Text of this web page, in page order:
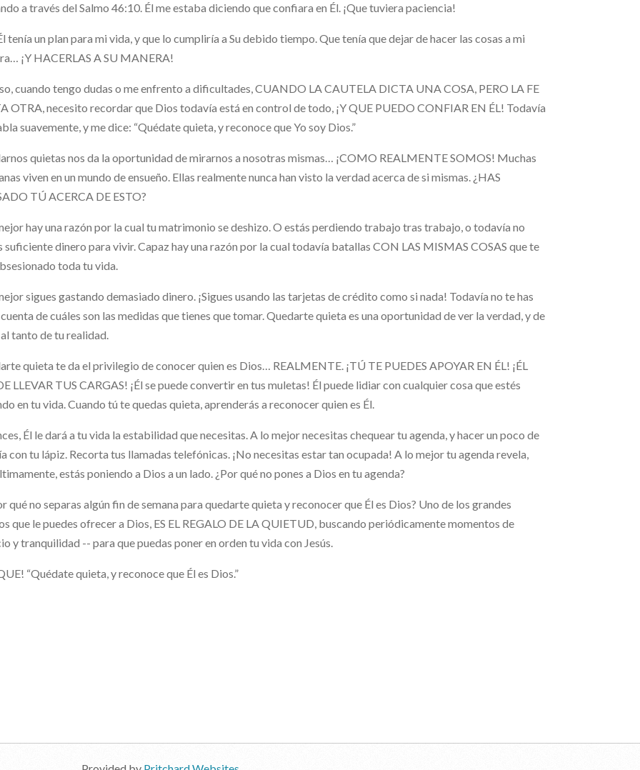
a través del Salmo 46:10. Él me estaba diciendo que confiara en Él. ¡Que tuviera paciencia!
tenía un plan para mi vida, y que lo cumpliría a Su debido tiempo. Que tenía que dejar de hacer las cosas a mi
¡Y HACERLAS A SU MANERA!
cuando tengo dudas o me enfrento a dificultades, CUANDO LA CAUTELA DICTA UNA COSA, PERO LA FE
OTRA, necesito recordar que Dios todavía está en control de todo, ¡Y QUE PUEDO CONFIAR EN ÉL! Todavía
suavemente, y me dice: “Quédate quieta, y reconoce que Yo soy Dios.”
quietas nos da la oportunidad de mirarnos a nosotras mismas… ¡COMO REALMENTE SOMOS! Muchas
viven en un mundo de ensueño. Ellas realmente nunca han visto la verdad acerca de si mismas. ¿HAS
TÚ ACERCA DE ESTO?
hay una razón por la cual tu matrimonio se deshizo. O estás perdiendo trabajo tras trabajo, o todavía no
suficiente dinero para vivir. Capaz hay una razón por la cual todavía batallas CON LAS MISMAS COSAS que te
toda tu vida.
sigues gastando demasiado dinero. ¡Sigues usando las tarjetas de crédito como si nada! Todavía no te has
de cuáles son las medidas que tienes que tomar. Quedarte quieta es una oportunidad de ver la verdad, y de
tanto de tu realidad.
quieta te da el privilegio de conocer quien es Dios… REALMENTE. ¡TÚ TE PUEDES APOYAR EN ÉL! ¡ÉL
LLEVAR TUS CARGAS! ¡Él se puede convertir en tus muletas! Él puede lidiar con cualquier cosa que estés
en tu vida. Cuando tú te quedas quieta, aprenderás a reconocer quien es Él.
Él le dará a tu vida la estabilidad que necesitas. A lo mejor necesitas chequear tu agenda, y hacer un poco de
con tu lápiz. Recorta tus llamadas telefónicas. ¡No necesitas estar tan ocupada! A lo mejor tu agenda revela,
estás poniendo a Dios a un lado. ¿Por qué no pones a Dios en tu agenda?
qué no separas algún fin de semana para quedarte quieta y reconocer que Él es Dios? Uno de los grandes
que le puedes ofrecer a Dios, ES EL REGALO DE LA QUIETUD, buscando periódicamente momentos de
y tranquilidad -- para que puedas poner en orden tu vida con Jesús.
“Quédate quieta, y reconoce que Él es Dios.”